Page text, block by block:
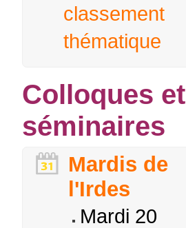
classement
thématique
Colloques et
séminaires
Mardis de
l'Irdes
Mardi 20